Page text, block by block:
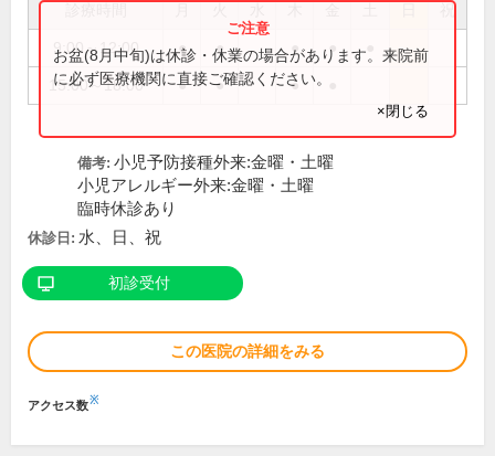
祝
9:00～12:00 ● ● ● ●
15:00～18:00 ● ● ●
お盆(8月中旬)は休診・休業の場合があります。来院前
に必ず医療機関に直接ご確認ください。
×閉じる
備考: 小児予防接種外来:金曜・土曜
小児アレルギー外来:金曜・土曜
臨時休診あり
休診日: 水、日、祝
初診受付
この医院の詳細をみる
アクセス数※